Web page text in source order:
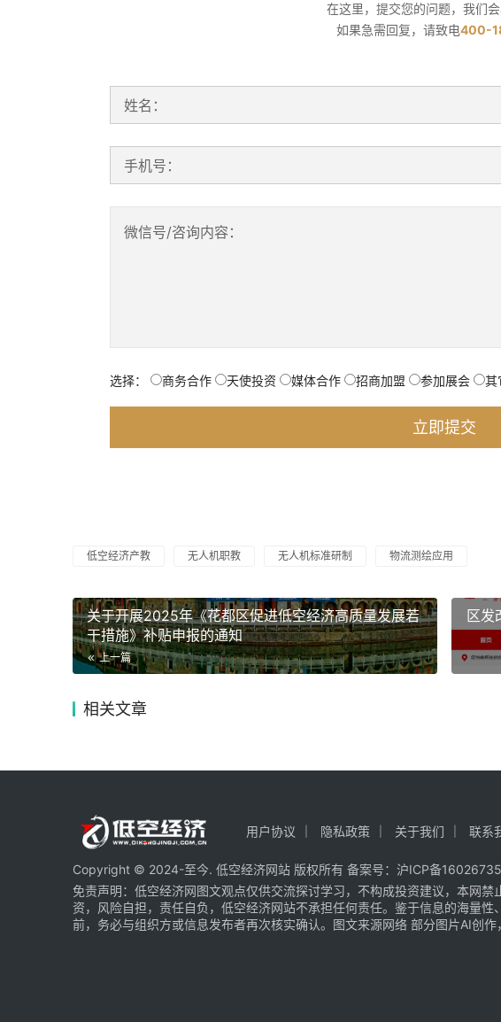
在这里，提交您的问题，我们
如果急需回复，请致电400-
姓名：
手机号：
微信号/咨询内容：
选择： 商务合作 天使投资 媒体合作 招商加盟 参加展会 其
低空经济产教 无人机职教 无人机标准研制 物流测绘应用
关于开展2025年《花都区促进低空经济高质量发展若
干措施》补贴申报的通知
上一篇
区发
相关文章
用户协议 隐私政策 关于我们 联系
Copyright © 2024-至今. 低空经济网站 版权所有 备案号： 沪ICP备
免责声明：低空经济网图文观点仅供交流探讨学习，不构成投资建议，本网
资，风险自担，责任自负，低空经济网站不承担任何责任。鉴于信息的海量
前，务必与组织方或信息发布者再次核实确认。图文来源网络 部分图片AI创